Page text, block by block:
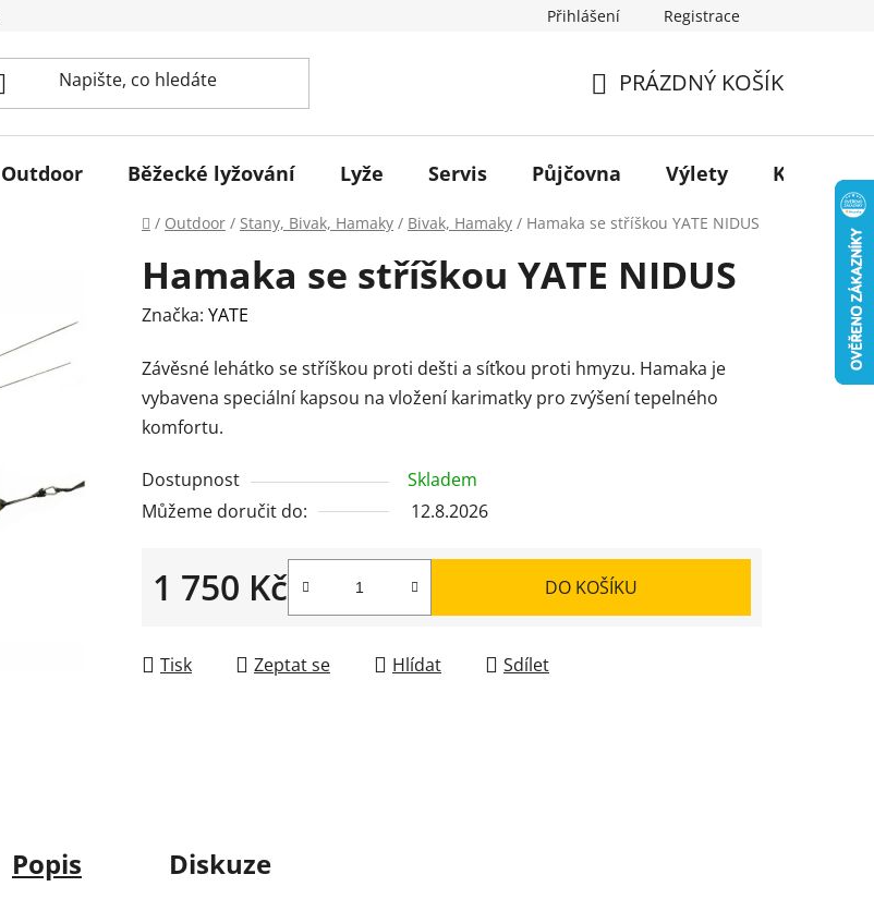
Přihlášení Registrace
KOŠÍK
PRÁZDNÝ KOŠÍK
Outdoor Běžecké lyžování Lyže Servis Půjčovna Výlety Kontakt
Domů
/ Outdoor / Stany, Bivak, Hamaky / Bivak, Hamaky / Hamaka se stříškou YATE NIDUS
Hamaka se stříškou YATE NIDUS
Značka: YATE
Závěsné lehátko se stříškou proti dešti a síťkou proti hmyzu. Hamaka je
vybavena speciální kapsou na vložení karimatky pro zvýšení tepelného
komfortu.
Dostupnost
Skladem
Můžeme doručit do:
12.8.2026
1 750 Kč DO KOŠÍKU
Tisk Zeptat se Hlídat Sdílet
Popis Diskuze